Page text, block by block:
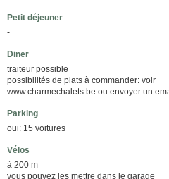
Petit déjeuner
-
Diner
traiteur possible
possibilités de plats à commander: voir
www.charmechalets.be ou envoyer un
Parking
oui: 15 voitures
Vélos
à 200 m
vous pouvez les mettre dans le garage